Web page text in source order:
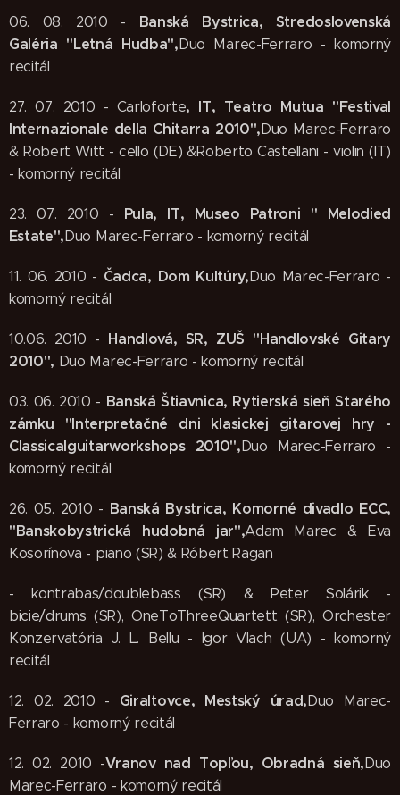
06. 08. 2010 - Banská Bystrica, Stredoslovenská
Galéria "Letná Hudba",Duo Marec-Ferraro - komorný
recitál
27. 07. 2010 - Carloforte, IT, Teatro Mutua "Festival
Internazionale della Chitarra 2010",Duo Marec-Ferraro
& Robert Witt - cello (DE) &Roberto Castellani - violin (IT)
- komorný recitál
23. 07. 2010 - Pula, IT, Museo Patroni " Melodied
´Estate",Duo Marec-Ferraro - komorný recitál
11. 06. 2010 - Čadca, Dom Kultúry,Duo Marec-Ferraro -
komorný recitál
10.06. 2010 - Handlová, SR, ZUŠ "Handlovské Gitary
2010", Duo Marec-Ferraro - komorný recitál
03. 06. 2010 - Banská Štiavnica, Rytierská sieň Starého
zámku "Interpretačné dni klasickej gitarovej hry -
Classicalguitarworkshops 2010",Duo Marec-Ferraro -
komorný recitál
26. 05. 2010 - Banská Bystrica, Komorné divadlo ECC,
"Banskobystrická hudobná jar",Adam Marec & Eva
Kosorínova - piano (SR) & Róbert Ragan
- kontrabas/doublebass (SR) & Peter Solárik -
bicie/drums (SR), OneToThreeQuartett (SR), Orchester
Konzervatória J. L. Bellu - Igor Vlach (UA) - komorný
recitál
12. 02. 2010 - Giraltovce, Mestský úrad,Duo Marec-
Ferraro - komorný recitál
12. 02. 2010 -Vranov nad Topľou, Obradná sieň,Duo
Marec-Ferraro - komorný recitál